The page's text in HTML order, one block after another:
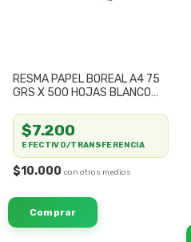
RESMA PAPEL BOREAL A4 75
GRS X 500 HOJAS BLANCO
$10.000
$7.200
EFECTIVO/TRANSFERENCIA